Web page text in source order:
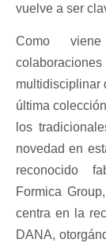
vuelve a ser
Como
multidisciplinar
última
los
novedad en
reconocido
Formica
centra en la
DANA,